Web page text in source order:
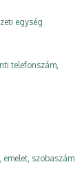
egység
telefonszám,
emelet, szobaszám